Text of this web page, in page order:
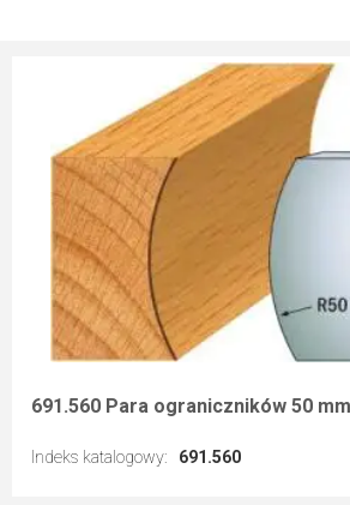
691.560 Para ograniczników 50 mm
Indeks katalogowy: 691.560